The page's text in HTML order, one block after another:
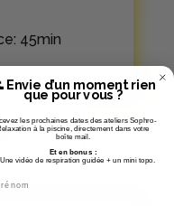
45min
Envie d’un moment rien
que pour vous ?
les prochaines dates des ateliers Sophro-
à la piscine, directement dans votre
boîte mail.
Et en bonus :
vidéo de respiration guidée + un mini topo.